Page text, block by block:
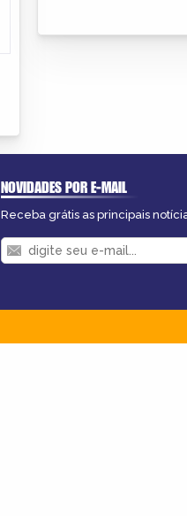
NOVIDADES POR E-MAIL
Receba grátis as principais